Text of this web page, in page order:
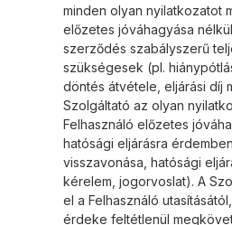
minden olyan nyilatkozatot
előzetes jóváhagyása
szerződés szabályszerű
szükségesek (pl.
döntés átvétele, eljárási díj
Szolgáltató az olyan
Felhasználó előzetes
hatósági eljárásra
visszavonása, hatósági
kérelem, jogorvoslat). A
el a Felhasználó
érdeke feltétlenül